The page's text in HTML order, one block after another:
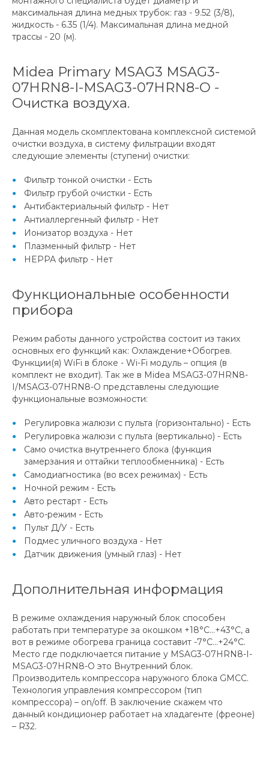
максимальная длина медных трубок: газ - 9.52 (3/8),
жидкость - 6.35 (1/4). Максимальная длина медной
трассы - 20 (м).
Midea Primary MSAG3 MSAG3-
07HRN8-I-MSAG3-07HRN8-O -
Очистка воздуха.
Данная модель скомплектована комплексной системой
очистки воздуха, в систему фильтрации входят
следующие элементы (ступени) очистки:
Фильтр тонкой очистки - Есть
Фильтр грубой очистки - Есть
Антибактериальный фильтр - Нет
Антиаллергенный фильтр - Нет
Ионизатор воздуха - Нет
Плазменный фильтр - Нет
HEPPA фильтр - Нет
Функциональные особенности
прибора
Режим работы данного устройства состоит из таких
основных его функций как: Охлаждение+Обогрев.
Функции(я) WiFi в блоке - Wi-Fi модуль – опция (в
комплект не входит). Так же в Midea MSAG3-07HRN8-
I/MSAG3-07HRN8-O представлены следующие
функциональные возможности:
Регулировка жалюзи с пульта (горизонтально) - Есть
Регулировка жалюзи с пульта (вертикально) - Есть
Само очистка внутреннего блока (функция
замерзания и оттайки теплообменника) - Есть
Самодиагностика (во всех режимах) - Есть
Ночной режим - Есть
Авто рестарт - Есть
Авто-режим - Есть
Пульт Д/У - Есть
Подмес уличного воздуха - Нет
Датчик движения (умный глаз) - Нет
Дополнительная информация
В режиме охлаждения наружный блок способен
работать при температуре за окошком +18°С...+43°С, а
вот в режиме обогрева граница составит -7°С...+24°С.
Место где подключается питание у MSAG3-07HRN8-I-
MSAG3-07HRN8-O это Внутренний блок.
Производитель компрессора наружного блока GMCC.
Технология управления компрессором (тип
компрессора) – on/off. В заключение скажем что
данный кондиционер работает на хладагенте (фреоне)
– R32.